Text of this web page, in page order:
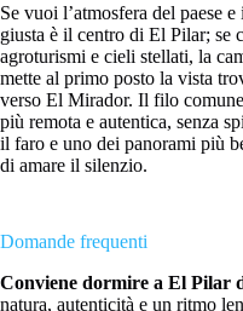
Se vuoi l’atmosfera del paese
giusta è il centro di El Pilar; se
agroturismi e cieli stellati, la
mette al primo posto la vista
verso El Mirador. Il filo
più remota e autentica, senza
il faro e uno dei panorami più
di amare il silenzio.
Domande frequenti
Conviene dormire a El Pilar
natura, autenticità e un ritmo